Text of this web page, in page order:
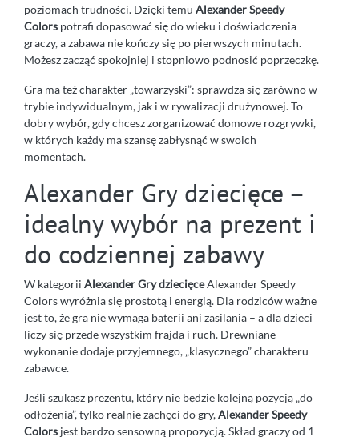
poziomach trudności. Dzięki temu Alexander Speedy
Colors potrafi dopasować się do wieku i doświadczenia
graczy, a zabawa nie kończy się po pierwszych minutach.
Możesz zacząć spokojniej i stopniowo podnosić poprzeczkę.
Gra ma też charakter „towarzyski”: sprawdza się zarówno w
trybie indywidualnym, jak i w rywalizacji drużynowej. To
dobry wybór, gdy chcesz zorganizować domowe rozgrywki,
w których każdy ma szansę zabłysnąć w swoich
momentach.
Alexander Gry dziecięce –
idealny wybór na prezent i
do codziennej zabawy
W kategorii Alexander Gry dziecięceAlexander Speedy
Colors wyróżnia się prostotą i energią. Dla rodziców ważne
jest to, że gra nie wymaga baterii ani zasilania – a dla dzieci
liczy się przede wszystkim frajda i ruch. Drewniane
wykonanie dodaje przyjemnego, „klasycznego” charakteru
zabawce.
Jeśli szukasz prezentu, który nie będzie kolejną pozycją „do
odłożenia”, tylko realnie zachęci do gry,Alexander Speedy
Colors jest bardzo sensowną propozycją. Skład graczy od 1